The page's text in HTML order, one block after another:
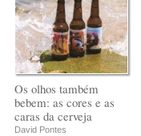
Os olhos também
bebem: as cores e as
caras da cerveja
David Pontes